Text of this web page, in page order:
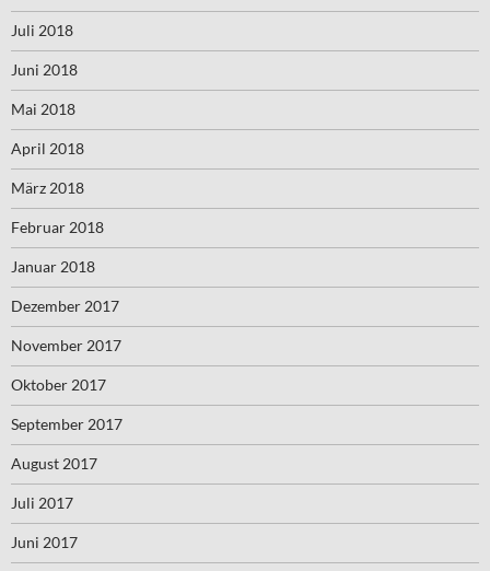
Juli 2018
Juni 2018
Mai 2018
April 2018
März 2018
Februar 2018
Januar 2018
Dezember 2017
November 2017
Oktober 2017
September 2017
August 2017
Juli 2017
Juni 2017